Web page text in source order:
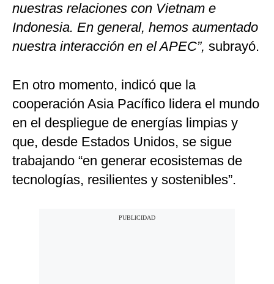
nuestras relaciones con Vietnam e
Indonesia. En general, hemos aumentado
nuestra interacción en el APEC”, subrayó.
En otro momento, indicó que la
cooperación Asia Pacífico lidera el mundo
en el despliegue de energías limpias y
que, desde Estados Unidos, se sigue
trabajando “en generar ecosistemas de
tecnologías, resilientes y sostenibles”.